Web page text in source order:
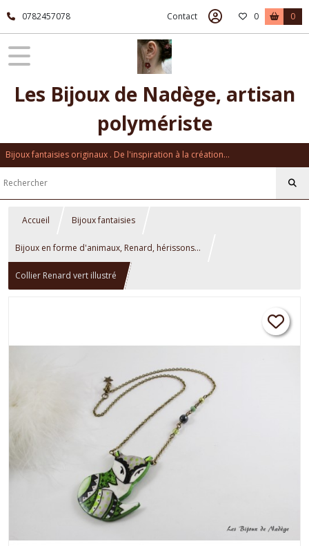
0782457078 Contact 0 0
Les Bijoux de Nadège, artisan
polymériste
Bijoux fantaisies originaux . De l'inspiration à la création...
Accueil Bijoux fantaisies
Bijoux en forme d'animaux, Renard, hérissons...
Collier Renard vert illustré